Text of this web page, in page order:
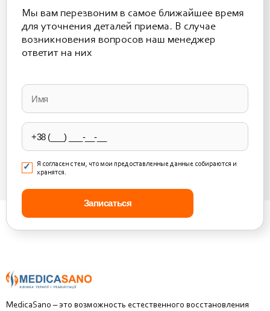
Мы вам перезвоним в самое ближайшее время
для уточнения деталей приема. В случае
возникновения вопросов наш менеджер
ответит на них
leave
this
field
empty.
Я согласен с тем, что мои предоставленные данные собираются и
хранятся.
MedicaSano – это возможность естественного восстановления